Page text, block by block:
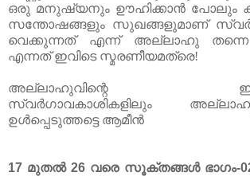
ഒരു മനുഷ്യനും ഊഹിക്കാൻ പോലും
സന്തോഷങ്ങളും സുഖങ്ങളുമാണ്‌
വെക്കുന്നത്‌ എന്ന് അല്ലാഹു തന്നെ
എന്നത്‌ ഇവിടെ സ്മരണീയമത്രെ!
അല്ലാഹുവിന്റെ
സ്വർഗാവകാശികളിലും
ഉൾപ്പെടുത്തട്ടെ ആമീൻ
17 മുതൽ 26 വരെ സൂക്തങ്ങൾ ഭാഗം-